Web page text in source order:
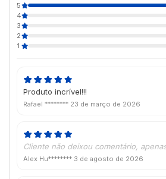
5
4
3
2
1
Produto incrível!!!
Rafael ******** 23 de março de 2026
Cliente não deixou comentário,
Alex Hu******** 3 de agosto de 2026